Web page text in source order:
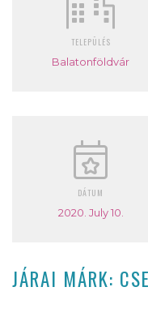
TELEPÜLÉS
Balatonföldvár
DÁTUM
2020. July 10.
JÁRAI MÁRK: